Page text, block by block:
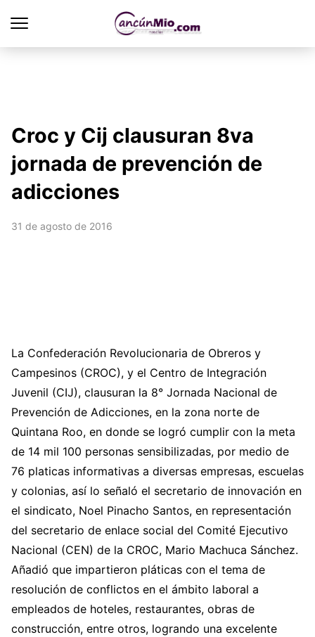
Croc y Cij clausuran 8va
jornada de prevención de
adicciones
31 de agosto de 2016
La Confederación Revolucionaria de Obreros y
Campesinos (CROC), y el Centro de Integración
Juvenil (CIJ), clausuran la 8° Jornada Nacional de
Prevención de Adicciones, en la zona norte de
Quintana Roo, en donde se logró cumplir con la meta
de 14 mil 100 personas sensibilizadas, por medio de
76 platicas informativas a diversas empresas, escuelas
y colonias, así lo señaló el secretario de innovación en
el sindicato, Noel Pinacho Santos, en representación
del secretario de enlace social del Comité Ejecutivo
Nacional (CEN) de la CROC, Mario Machuca Sánchez.
Añadió que impartieron pláticas con el tema de
resolución de conflictos en el ámbito laboral a
empleados de hoteles, restaurantes, obras de
construcción, entre otros, logrando una excelente